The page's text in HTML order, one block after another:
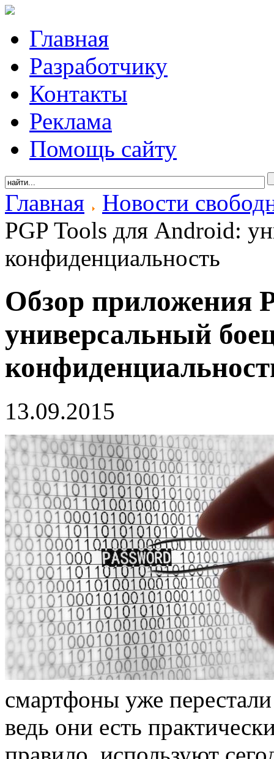
Главная
Разработчику
Контакты
Реклама
Помощь сайту
Главная
Новости
PGP Tools для Android:
конфиденциальность
Обзор приложения
универсальный
13.09.2015
смартфоны уже
ведь они есть